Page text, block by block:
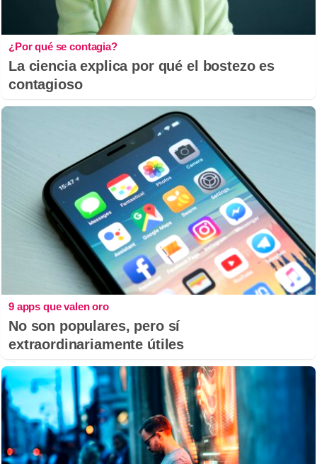
¿Por qué se contagia?
La ciencia explica por qué el bostezo es
contagioso
9 apps que valen oro
No son populares, pero sí
extraordinariamente útiles